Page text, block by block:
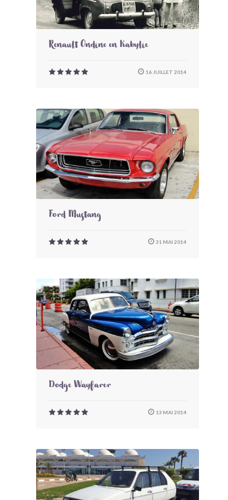
Renault Ondine en Kabylie
16 JUILLET 2014
Ford Mustang
31 MAI 2014
Dodge Wayfarer
13 MAI 2014